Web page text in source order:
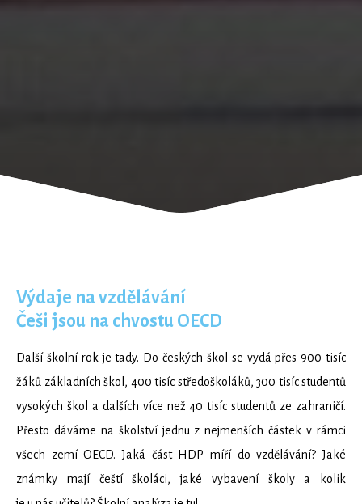
Výdaje na vzdělávání
Češi jsou na chvostu OECD
Další školní rok je tady. Do českých škol se vydá přes 900 tisíc
žáků základních škol, 400 tisíc středoškoláků, 300 tisíc studentů
vysokých škol a dalších více než 40 tisíc studentů ze zahraničí.
Přesto dáváme na školství jednu z nejmenších částek v rámci
všech zemí OECD. Jaká část HDP míří do vzdělávání? Jaké
známky mají čeští školáci, jaké vybavení školy a kolik